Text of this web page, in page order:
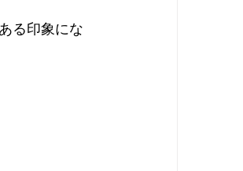
る印象にな